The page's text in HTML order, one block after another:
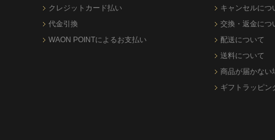
クレジットカード払い
代金引換
WAON POINTによるお支払い
キャンセルにつ
交換・返金につ
配送について
送料について
商品が届かない
ギフトラッピン